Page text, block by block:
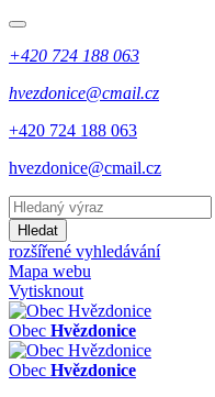
+420 724 188 063
hvezdonice@cmail.cz
+420 724 188 063
hvezdonice@cmail.cz
Hledat
rozšířené vyhledávání
Mapa webu
Vytisknout
Obec Hvězdonice
Obec Hvězdonice